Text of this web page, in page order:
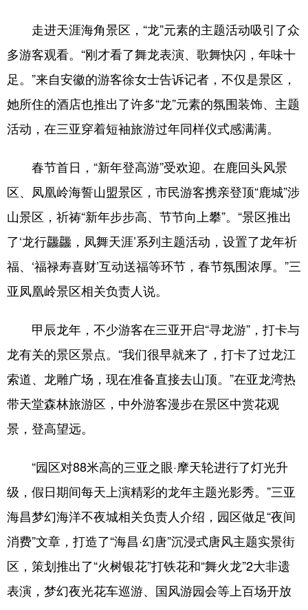
走进天涯海角景区，“龙”元素的主题活动吸引了众
多游客观看。“刚才看了舞龙表演、歌舞快闪，年味十
足。”来自安徽的游客徐女士告诉记者，不仅是景区，
她所住的酒店也推出了许多“龙”元素的氛围装饰、主题
活动，在三亚穿着短袖旅游过年同样仪式感满满。
春节首日，“新年登高游”受欢迎。在鹿回头风景
区、凤凰岭海誓山盟景区，市民游客携亲登顶“鹿城”涉
山景区，祈祷“新年步步高、节节向上攀”。“景区推出
了‘龙行龘龘，凤舞天涯’系列主题活动，设置了龙年祈
福、‘福禄寿喜财’互动送福等环节，春节氛围浓厚。”三
亚凤凰岭景区相关负责人说。
甲辰龙年，不少游客在三亚开启“寻龙游”，打卡与
龙有关的景区景点。“我们很早就来了，打卡了过龙江
索道、龙雕广场，现在准备直接去山顶。”在亚龙湾热
带天堂森林旅游区，中外游客漫步在景区中赏花观
景，登高望远。
“园区对88米高的三亚之眼·摩天轮进行了灯光升
级，假日期间每天上演精彩的龙年主题光影秀。”三亚
海昌梦幻海洋不夜城相关负责人介绍，园区做足“夜间
消费”文章，打造了“海昌·幻唐”沉浸式唐风主题实景街
区，策划推出了“火树银花”打铁花和“舞火龙”2大非遗
表演，梦幻夜光花车巡游、国风游园会等上百场开放